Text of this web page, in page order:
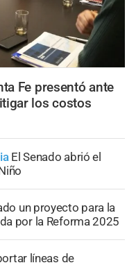
Fe presentó ante
los costos
El Senado abrió el
un proyecto para la
por la Reforma 2025
líneas de